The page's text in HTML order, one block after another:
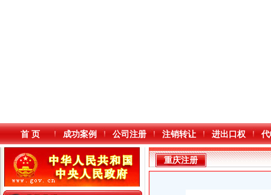
首 页 成功案例 公司注册 注销转让 进出口权
重庆注册